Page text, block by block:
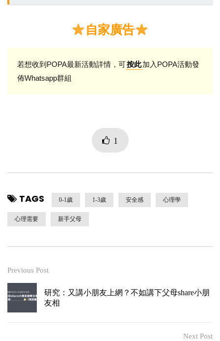
自家廣告
若想收到POPA最新活動詳情，可按此加入POPA活動發
佈Whatsapp群組
1
TAGS 0-1歲 1-3歲 安全感 心理學
心理需要 新手父母
Previous Post
研究：又講小朋友上網？不如講下父母share小朋
友相
Next Post